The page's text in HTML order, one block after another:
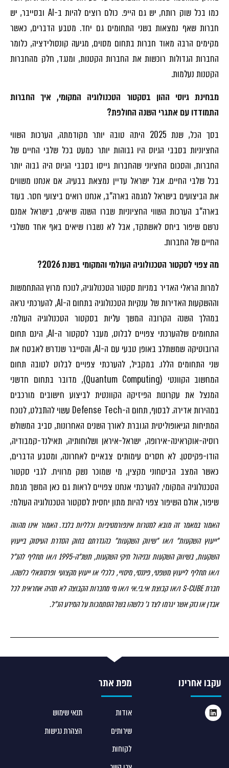
כמו בכל שוק רותח, יש גם הייפ. כולם רוצים להיות ב-AI ובסייבר, יש
חברות שאף נמצאות בשני התחומים גם יחד. מטבע הדברים, כאשר
מקימים הרבה מאוד חברות בתחום מסוים, מגיעה קונסולידציה, כלומר
החברות הגדולות רוכשות את החברות הקטנות, ומנגד, חלק מהחברות
הקטנות נעלמות.
מבחינת גיוסי ההון בסקטור הטכנולוגיה המקומי, איך החברות
התמודדו עם אתגרי השנה החולפת?
בסך הכל, שנת 2025 היתה טובה יותר מקודמתה, הערכות השווי
החציוניות בסבבי הגיוס היו גבוהות יותר כמעט בכל שלבי החיים של
החברות, והסכום החציוני שהחברות גייסו בסבבי הגיוס היה גבוה יותר
בכל שלבי החיים. אבל ישראל עדיין נמצאת בבעיה. אם אנחנו משווים
את הביצועים בישראל למגמה בארה"ב, אנחנו רואים ביצועי חסר. בעוד
בארה"ב הערכות השווי החציוניות שברו השנה שיאים, בישראל אמנם
נרשם שיפור ביחס לאשתקד, אבל לא נשברו שיאים באף אחד משלבי
החיים של החברות.
מה צפוי לסקטור הטכנולוגיה העולמי והמקומי בשנת 2026?
למרות הראלי האדיר במניות סקטור הטכנולוגיה, לנוכח מרוץ ההתחמשות
וההשקעות האדירות של ענקיות הטכנולוגיה בתחום ה-AI, להערכתי נראה
במהלך השנה הקרובה המשך עליות בסקטור הטכנולוגיה העולמי.
התחומים שלהערכתי צפויים לבלוט, מעבר לסקטור ה-AI, הינם תחום
הרובוטיקה שמשתלב באופן טבעי עם ה-AI, והסייבר שנדרש לאבטח את
שני התחומים הללו. במקביל, להערכתי צפויים לבלוט לטובה תחום
המחשוב הקוונטי (Quantum Computing), מדובר בתחום חדשני
המנצל את עקרונות הפיזיקה הקוונטית לביצוע חישובים מורכבים
במהירות אדירה. לבסוף, תחום ה-Defense Tech עשוי להתבלט, לנוכח
המתיחות הגיאופוליטית הגוברת לאורך השנים האחרונות, סביב המשולש
רוסיה-אוקראינה-אירופה, ישראל-איראן ושלוחותיה, תאילנד-קמבודיה,
הודו-פקיסטן. לא חסרים עימותים צבאיים לאחרונה, ומטבע הדברים,
כאשר המצב הביטחוני מקצין, מי שמוכר נשק מרוויח. לגבי סקטור
הטכנולוגיה המקומי, להערכתי אנחנו צפויים לראות גם כאן המשך מגמת
שיפור, אולם השיפור צפוי להיות מתון יחסית לסקטור הטכנולוגיה העולמי.
האמור במאמר זה מובא למטרות אינפורמטיביות וכלליות בלבד. האמור אינו מהווה
"ייעוץ השקעות" ו/או "שיווק השקעות" כהגדרתם בחוק הסדרת העיסוק בייעוץ
השקעות, בשיווק השקעות ובניהול תיקי השקעות, תשנ"ה-1995 ו/או תחליף להנ"ל
ו/או תחליף לייעוץ משפטי, פיננסי, מיסויי, כלכלי או ייעוץ מקצועי ופרסונאלי כלשהו.
חברת S-CUBE ו/או קבוצת אי.בי.אי ו/או מי מחברות הקבוצה לא תהיה אחראית לכל
אבדן או נזק אשר יגרמו לצד ג' כלשהו בשל הסתמכות על המידע הנ"ל.
עקבו אחרינו מפת אתר
אודות
שירותים
לקוחות
תנאי שימוש
הצהרת נגישות